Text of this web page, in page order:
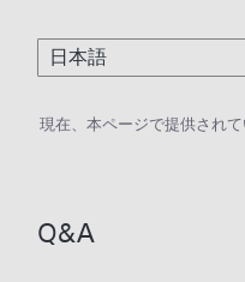
現在、本ページで提供され
Q&A